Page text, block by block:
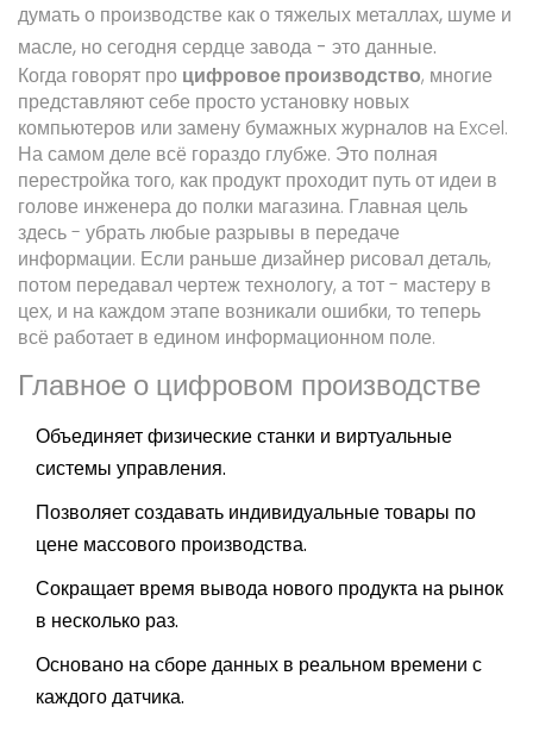
думать о производстве как о тяжелых металлах, шуме и
масле, но сегодня сердце завода - это данные.
Когда говорят про цифровое производство, многие
представляют себе просто установку новых
компьютеров или замену бумажных журналов на Excel.
На самом деле всё гораздо глубже. Это полная
перестройка того, как продукт проходит путь от идеи в
голове инженера до полки магазина. Главная цель
здесь - убрать любые разрывы в передаче
информации. Если раньше дизайнер рисовал деталь,
потом передавал чертеж технологу, а тот - мастеру в
цех, и на каждом этапе возникали ошибки, то теперь
всё работает в едином информационном поле.
Главное о цифровом производстве
Объединяет физические станки и виртуальные
системы управления.
Позволяет создавать индивидуальные товары по
цене массового производства.
Сокращает время вывода нового продукта на рынок
в несколько раз.
Основано на сборе данных в реальном времени с
каждого датчика.